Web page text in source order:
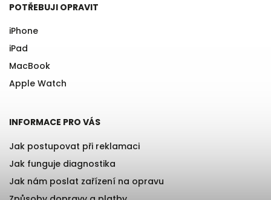
POTŘEBUJI OPRAVIT
iPhone
iPad
MacBook
Apple Watch
INFORMACE PRO VÁS
Jak postupovat při reklamaci
Jak funguje diagnostika
Jak nám poslat zařízení na opravu